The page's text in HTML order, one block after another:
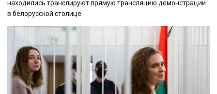
находились транслируют прямую трансляцию демонстрации
в белорусской столице.